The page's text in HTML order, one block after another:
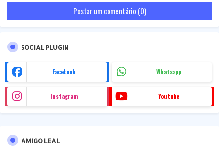
Postar um comentário (0)
SOCIAL PLUGIN
Facebook Whatsapp
Instagram Youtube
AMIGO LEAL